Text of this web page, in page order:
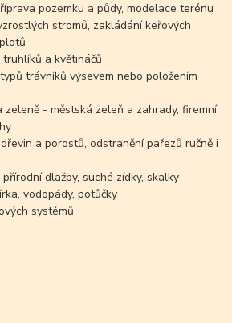
pozemku a půdy, modelace terénu
stromů, zakládání keřových
a květináčů
trávníků výsevem nebo položením
zeleně - městská zeleň a zahrady, firemní
a porostů, odstranění pařezů ručně i
dlažby, suché zídky, skalky
vodopády, potůčky
systémů